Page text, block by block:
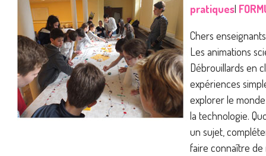
pratiques|
Chers
Les animations
Débrouillards en
expériences
explorer le
la technologie.
un sujet,
faire connaître de